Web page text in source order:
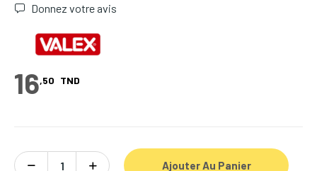
Donnez votre avis
16,50 TND
Ajouter Au Panier